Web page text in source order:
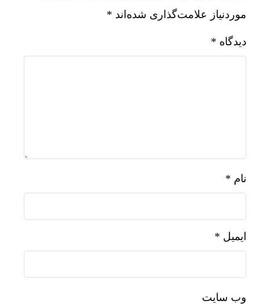
موردنیاز علامت‌گذاری شده‌اند *
دیدگاه *
نام *
ایمیل *
وب‌ سایت